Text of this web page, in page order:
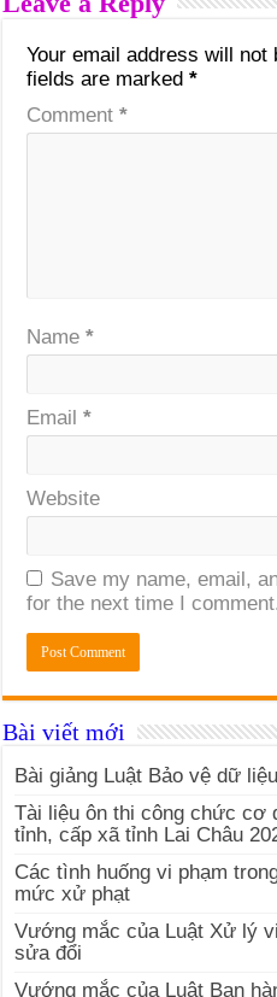
Your email address will not
fields are marked*
Comment*
Name*
Email*
Website
Save my name, email,
for the next time I comment.
Bài viết mới
Bài giảng Luật Bảo vệ dữ
Tài liệu ôn thi công chức cơ
tỉnh, cấp xã tỉnh Lai Châu
Các tình huống vi phạm
mức xử phạt
Vướng mắc của Luật Xử lý
sửa đổi
Vướng mắc của Luật Ban